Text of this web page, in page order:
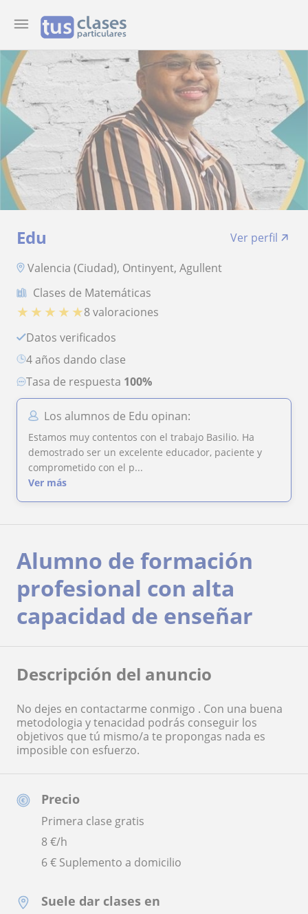
Edu
Ver perfil
Valencia (Ciudad), Ontinyent, Agullent
Clases de Matemáticas
★ ★ ★ ★ ★8 valoraciones
Datos verificados
4 años dando clase
Tasa de respuesta 100%
Los alumnos de Edu opinan:
Estamos muy contentos con el trabajo Basilio. Ha
demostrado ser un excelente educador, paciente y
comprometido con el p...
Ver más
Precio
Primera clase gratis
8€/h
6 € Suplemento a domicilio
Suele dar clases en
Alumno de formación
profesional con alta
capacidad de enseñar
Descripción del anuncio
No dejes en contactarme conmigo . Con una buena
metodologia y tenacidad podrás conseguir los
objetivos que tú mismo/a te propongas nada es
imposible con esfuerzo.